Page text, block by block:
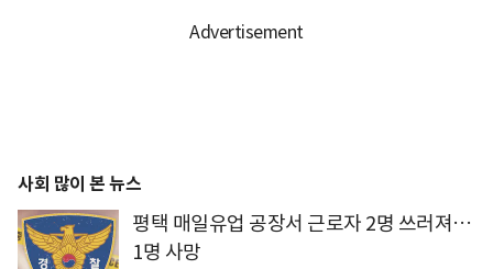
사회 많이 본 뉴스
평택 매일유업 공장서 근로자 2명 쓰러져…
1명 사망